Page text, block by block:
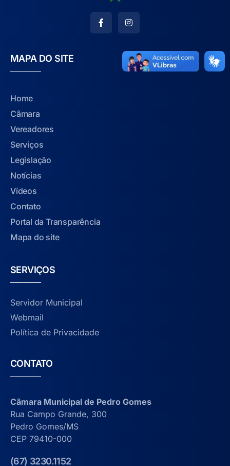
MAPA DO SITE
Home
Câmara
Vereadores
Serviços
Legislação
Notícias
Vídeos
Contato
Portal da Transparência
Mapa do site
SERVIÇOS
Servidor Municipal
Webmail
Política de Privacidade
CONTATO
Câmara Municipal de Pedro Gomes
Rua Campo Grande, 300
Pedro Gomes/MS
CEP 79410-000
(67) 3230.1152